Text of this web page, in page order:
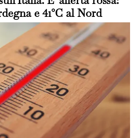
e 41°C al Nord